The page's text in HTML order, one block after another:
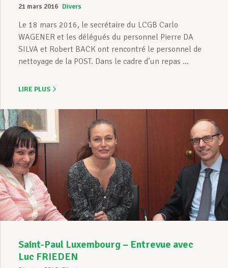
21 mars 2016 Divers
Le 18 mars 2016, le secrétaire du LCGB Carlo
WAGENER et les délégués du personnel Pierre DA
SILVA et Robert BACK ont rencontré le personnel de
nettoyage de la POST. Dans le cadre d’un repas ...
LIRE PLUS
Saint-Paul Luxembourg – Entrevue avec
Luc FRIEDEN